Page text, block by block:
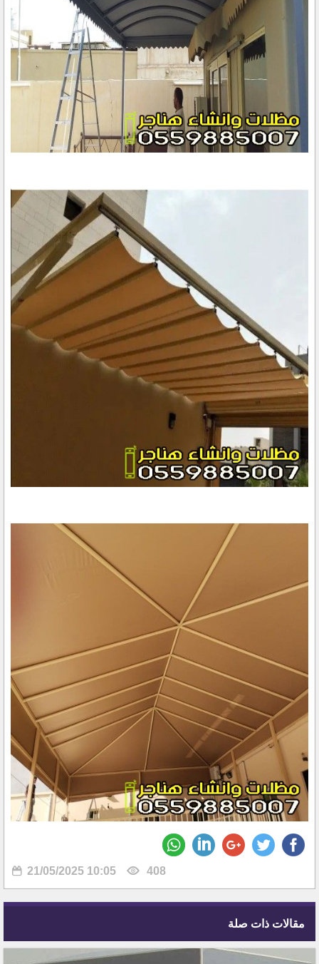
21/05/2025 10:05 408
مقالات ذات صلة